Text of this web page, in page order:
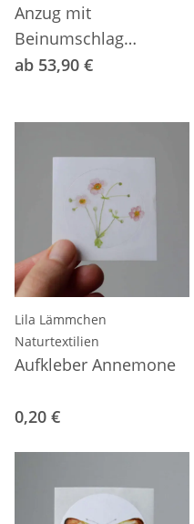
Anzug mit
Beinumschlag
Wolle/Seide
ab 53,90 €
Lila Lämmchen
Naturtextilien
Aufkleber Annemone
0,20 €